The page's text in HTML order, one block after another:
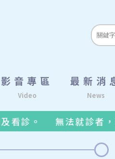
影音專區
Video
最新消
News
無法就診者，務必